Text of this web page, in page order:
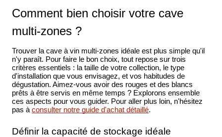
Comment bien choisir votre cave
multi-zones ?
Trouver la cave à vin multi-zones idéale est plus simple qu'il
n'y paraît. Pour faire le bon choix, tout repose sur trois
critères essentiels : la taille de votre collection, le type
d'installation que vous envisagez, et vos habitudes de
dégustation. Aimez-vous avoir des rouges et des blancs
prêts à être servis en même temps ? Explorons ensemble
ces aspects pour vous guider. Pour aller plus loin, n'hésitez
pas à consulter notre guide d'achat détaillé.
Définir la capacité de stockage idéale